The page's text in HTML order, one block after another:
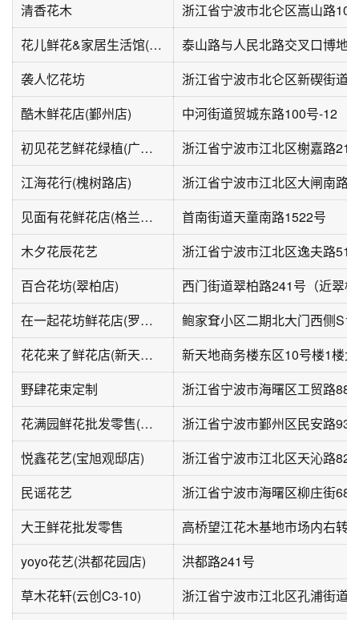
清香花木
浙江省宁波市北仑区嵩山路
花儿鲜花&家居生活馆(博地影秀城店)
泰山路与人民北路交叉口博地
袭人忆花坊
酷木鲜花店(鄞州店)
中河街道贸城东路100号-12
初见花艺鲜花绿植(广厦怡庭店)
浙江省宁波市江北区榭嘉路
江海花行(槐树路店)
浙江省宁波市江北区大闸南路
见面有花鲜花店(格兰春天店)
首南街道天童南路1522号
木夕花辰花艺
浙江省宁波市江北区逸夫路51
百合花坊(翠柏店)
西门街道翠柏路241号（近翠
在一起花坊鲜花店(罗蒙环球城店)
花花来了鲜花店(新天地店)
新天地商务楼东区10号楼1楼
野肆花束定制
浙江省宁波市海曙区工贸路88-
花满园鲜花批发零售(有才花店民安路店)
浙江省宁波市鄞州区民安路
悦鑫花艺(宝旭观邸店)
浙江省宁波市江北区天沁路
民谣花艺
浙江省宁波市海曙区柳庄街68
大王鲜花批发零售
高桥望江花木基地市场内右转
yoyo花艺(洪都花园店)
洪都路241号
草木花轩(云创C3-10)